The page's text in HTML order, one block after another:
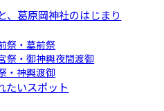
、葛原岡神社のはじまり
祭・墓前祭
祭・御神輿夜間渡御
・神輿渡御
たいスポット